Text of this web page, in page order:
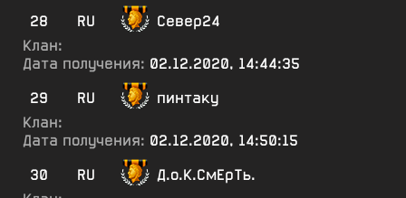
28
RU
Север24
Клан:
Дата получения: 02.12.2020, 14:44:35
29
RU
пинтаку
Клан:
Дата получения: 02.12.2020, 14:50:15
30
RU
Д.о.К.СмЕрТь.